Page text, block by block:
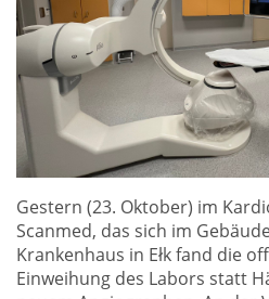
Gestern (23. Oktober) im
Scanmed, das sich im
Krankenhaus in Ełk fand die
Einweihung des Labors statt